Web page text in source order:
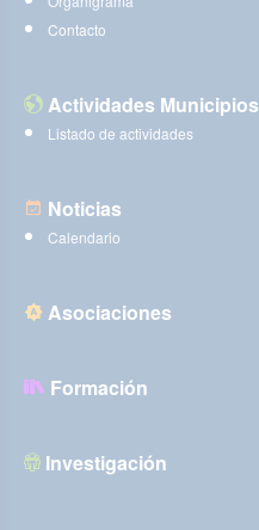
Contacto
Actividades Municipios
Listado de actividades
Noticias
Calendario
Asociaciones
Formación
Investigación